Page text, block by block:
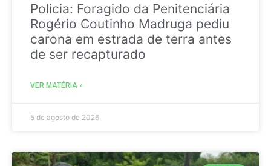
Policia: Foragido da Penitenciária
Rogério Coutinho Madruga pediu
carona em estrada de terra antes
de ser recapturado
VER MATÉRIA »
5 de agosto de 2026